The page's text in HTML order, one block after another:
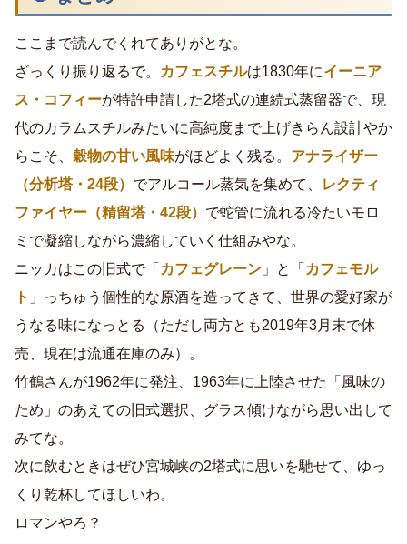
ここまで読んでくれてありがとな。
ざっくり振り返るで。
カフェスチルは1830年にイーニア
ス・コフィーが特許申請した2塔式の連続式蒸留器で、現
代のカラムスチルみたいに高純度まで上げきらん設計やか
らこそ、 穀物の甘い風味がほどよく残る。 アナライザー
（分析塔・24段） でアルコール蒸気を集めて、
レクティ
ファイヤー（精留塔・42段） で蛇管に流れる冷たいモロ
ミで凝縮しながら濃縮していく仕組みやな。
ニッカはこの旧式で「 カフェグレーン 」と「 カフェモル
ト 」っちゅう個性的な原酒を造ってきて、世界の愛好家が
うなる味になっとる（ただし両方とも2019年3月末で休
売、現在は流通在庫のみ）。
竹鶴さんが1962年に発注、1963年に上陸させた「風味の
ため」のあえての旧式選択、グラス傾けながら思い出して
みてな。
次に飲むときはぜひ宮城峡の2塔式に思いを馳せて、ゆっ
くり乾杯してほしいわ。
ロマンやろ？